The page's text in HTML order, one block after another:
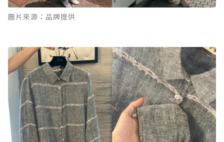
圖片來源：品牌提供